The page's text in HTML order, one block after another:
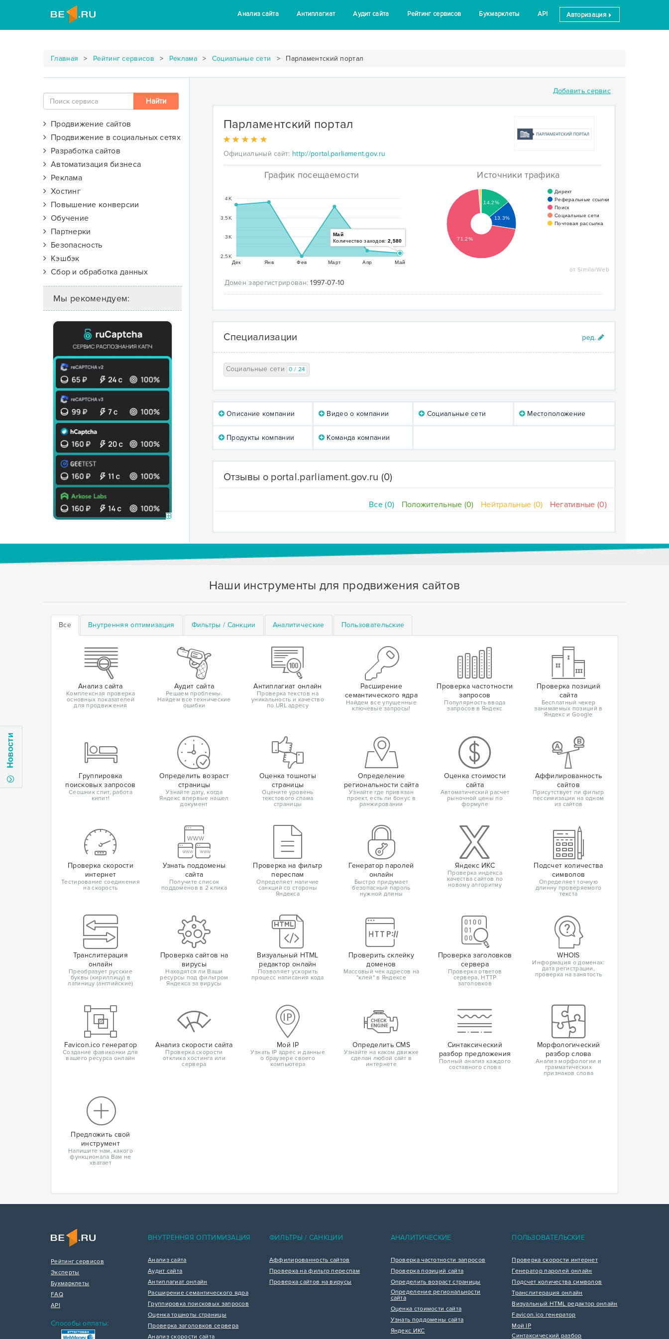
Анализ сайта Антиплагиат Аудит сайта Рейтинг сервисов Букмарклеты API Авторизация
Новости
Главная Рейтинг сервисов Реклама Социальные сети Парламентский портал
Продвижение сайтов
Продвижение в социальных сетях
Разработка сайтов
Автоматизация бизнеса
Реклама
Хостинг
Повышение конверсии
Обучение
Партнерки
Безопасность
Кэшбэк
Сбор и обработка данных
Мы рекомендуем:
Добавить сервис
Парламентский портал
Официальный сайт: http://portal.parliament.gov.ru
График посещаемости
Дек Янв Фев Март Апр Май
2.5K
3K
3.5K
4K
Май
Количество заходов: 2,580
Источники трафика
Директ
Реферальные ссылки
Поиск
Социальные сети
Почтовая рассылка
14.2%
13.3%
71.2%
от SimilarWeb
Домен зарегистрирован: 1997-07-10
Специализации
Социальные сети 0 / 24
Описание компании Видео о компании Социальные сети Местоположение
Продукты компании Команда компании
Отзывы о portal.parliament.gov.ru (0)
Все (0) Положительные (0) Нейтральные (0) Негативные (0)
Наши инструменты для продвижения сайтов
Все Внутренняя оптимизация Фильтры / Санкции Аналитические Пользовательские
Анализ сайта
Комплексная проверка
основных показателей
для продвижения
Аудит сайта
Решаем проблемы.
Найдем все технические
ошибки
Антиплагиат онлайн
Проверка текстов на
уникальность и качество
по URL адресу
Расширение
семантического ядра
Найдем все упущенные
ключевые запросы!
Проверка частотности
запросов
Популярность ввода
запросов в Яндекс
Проверка позиций
сайта
Бесплатный чекер
занимаемых позиций в
Яндекс и Google
Группировка
поисковых запросов
Сеошник спит, работа
кипит!
Определить возраст
страницы
Узнайте дату, когда
Яндекс впервые нашел
документ
Оценка тошноты
страницы
Оцените уровень
текстового спама
страницы
Определение
региональности сайта
Узнайте где привязан
проект, есть ли бонус в
ранжировании
Оценка стоимости
сайта
Автоматический расчет
рыночной цены по
формуле
Аффилированность
сайтов
Присутствует ли фильтр
пессимизации на одном
из сайтов
Проверка скорости
интернет
Тестирование соединения
на скорость
Узнать поддомены
сайта
Получите список
поддоменов в 2 клика
Проверка на фильтр
переспам
Определяет наличие
санкций со стороны
Яндекса
Генератор паролей
онлайн
Быстро придумает
безопасный пароль
нужной длины
Яндекс ИКС
Проверка индекса
качества сайтов по
новому алгоритму
Подсчет количества
символов
Определяет точную
длинну проверяемого
текста
Транслитерация
онлайн
Преобразует русские
буквы (кириллицу) в
латиницу (английские)
Проверка сайтов на
вирусы
Находятся ли Ваши
ресурсы под фильтром
Яндекса за вирусы
Визуальный HTML
редактор онлайн
Позволяет ускорить
процесс написания кода
Проверить склейку
доменов
Массовый чек адресов на
"клей" в Яндексе
Проверка заголовков
сервера
Проверка ответов
сервера, HTTP
заголовков
WHOIS
Информация о доменах:
дата регистрации,
проверка на занятость
Favicon.ico генератор
Создание фавиконки для
вашего ресурса онлайн
Анализ скорости сайта
Проверка скорости
отклика хостинга или
сервера
Мой IP
Узнать IP адрес и данные
о браузере своего
компьютера
Определить CMS
Узнайте на каком движке
сделан любой сайт в
интернете
Синтаксический
разбор предложения
Полный анализ каждого
составного слова
Морфологический
разбор слова
Анализ морфологии и
грамматических
признаков слова
Предложить свой
инструмент
Напишите нам, какого
функционала Вам не
хватает
Рейтинг сервисов
Эксперты
Букмарклеты
FAQ
API
Способы оплаты:
ВНУТРЕННЯЯ ОПТИМИЗАЦИЯ
Анализ сайта
Аудит сайта
Антиплагиат онлайн
Расширение семантического ядра
Группировка поисковых запросов
Оценка тошноты страницы
Проверка заголовков сервера
Анализ скорости сайта
ФИЛЬТРЫ / САНКЦИИ
Аффилированность сайтов
Проверка на фильтр переспам
Проверка сайтов на вирусы
АНАЛИТИЧЕСКИЕ
Проверка частотности запросов
Проверка позиций сайта
Определить возраст страницы
Определение региональности
сайта
Оценка стоимости сайта
Узнать поддомены сайта
Яндекс ИКС
ПОЛЬЗОВАТЕЛЬСКИЕ
Проверка скорости интернет
Генератор паролей онлайн
Подсчет количества символов
Транслитерация онлайн
Визуальный HTML редактор онлайн
Favicon.ico генератор
Мой IP
Синтаксический разбор